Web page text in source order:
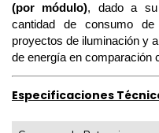
(por módulo), dado a su
cantidad de consumo
proyectos de iluminación y
de energía en comparación
Especificaciones